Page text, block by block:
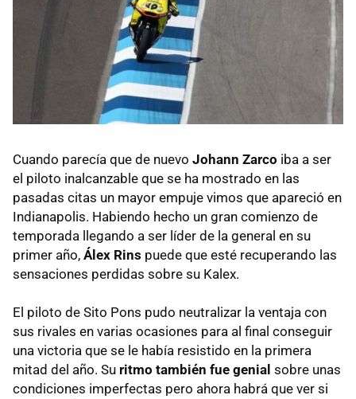
Cuando parecía que de nuevo Johann Zarco iba a ser
el piloto inalcanzable que se ha mostrado en las
pasadas citas un mayor empuje vimos que apareció en
Indianapolis. Habiendo hecho un gran comienzo de
temporada llegando a ser líder de la general en su
primer año, Álex Rins puede que esté recuperando las
sensaciones perdidas sobre su Kalex.
El piloto de Sito Pons pudo neutralizar la ventaja con
sus rivales en varias ocasiones para al final conseguir
una victoria que se le había resistido en la primera
mitad del año. Su ritmo también fue genial sobre unas
condiciones imperfectas pero ahora habrá que ver si